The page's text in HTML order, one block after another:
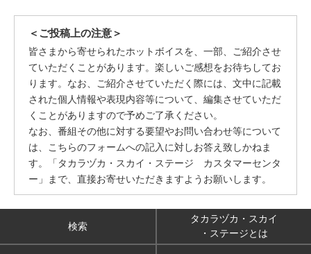
＜ご投稿上の注意＞
皆さまから寄せられたホットボイスを、一部、ご紹介させ
ていただくことがあります。楽しいご感想をお待ちしてお
ります。なお、ご紹介させていただく際には、文中に記載
された個人情報や表現内容等について、編集させていただ
くことがありますので予めご了承ください。
なお、番組その他に対する要望やお問い合わせ等について
は、こちらのフォームへの記入に対しお答え致しかねま
す。「タカラヅカ・スカイ・ステージ カスタマーセンタ
ー」まで、直接お寄せいただきますようお願いします。
検索
タカラヅカ・スカイ
・ステージとは